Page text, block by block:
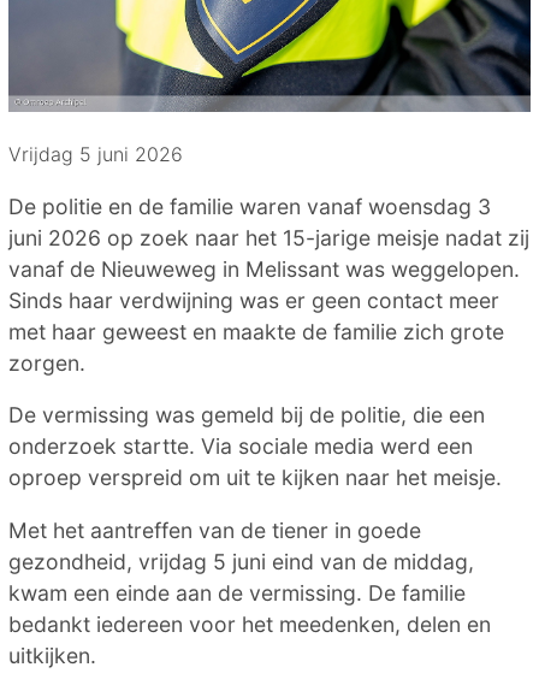
Vrijdag 5 juni 2026
De politie en de familie waren vanaf woensdag 3
juni 2026 op zoek naar het 15-jarige meisje nadat zij
vanaf de Nieuweweg in Melissant was weggelopen.
Sinds haar verdwijning was er geen contact meer
met haar geweest en maakte de familie zich grote
zorgen.
De vermissing was gemeld bij de politie, die een
onderzoek startte. Via sociale media werd een
oproep verspreid om uit te kijken naar het meisje.
Met het aantreffen van de tiener in goede
gezondheid, vrijdag 5 juni eind van de middag,
kwam een einde aan de vermissing. De familie
bedankt iedereen voor het meedenken, delen en
uitkijken.